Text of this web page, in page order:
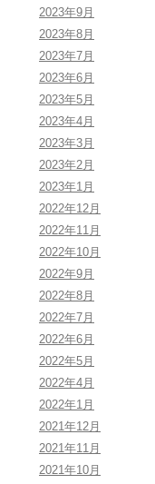
2023年9月
2023年8月
2023年7月
2023年6月
2023年5月
2023年4月
2023年3月
2023年2月
2023年1月
2022年12月
2022年11月
2022年10月
2022年9月
2022年8月
2022年7月
2022年6月
2022年5月
2022年4月
2022年1月
2021年12月
2021年11月
2021年10月